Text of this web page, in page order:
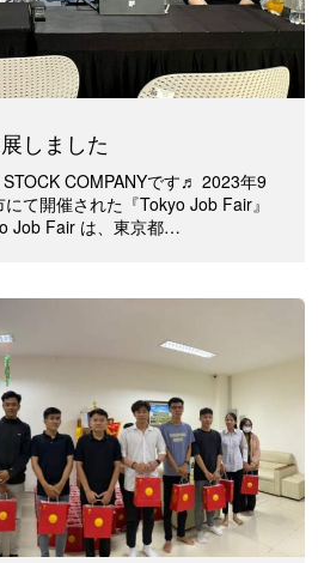
しました
COMPANYです♬ 2023年9
て開催された『Tokyo Job Fair』
Job Fair は、東京都…